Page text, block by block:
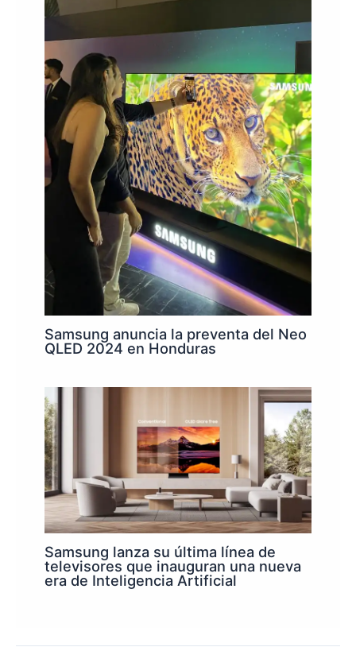
Samsung anuncia la preventa del Neo
QLED 2024 en Honduras
Samsung lanza su última línea de
televisores que inauguran una nueva
era de Inteligencia Artificial